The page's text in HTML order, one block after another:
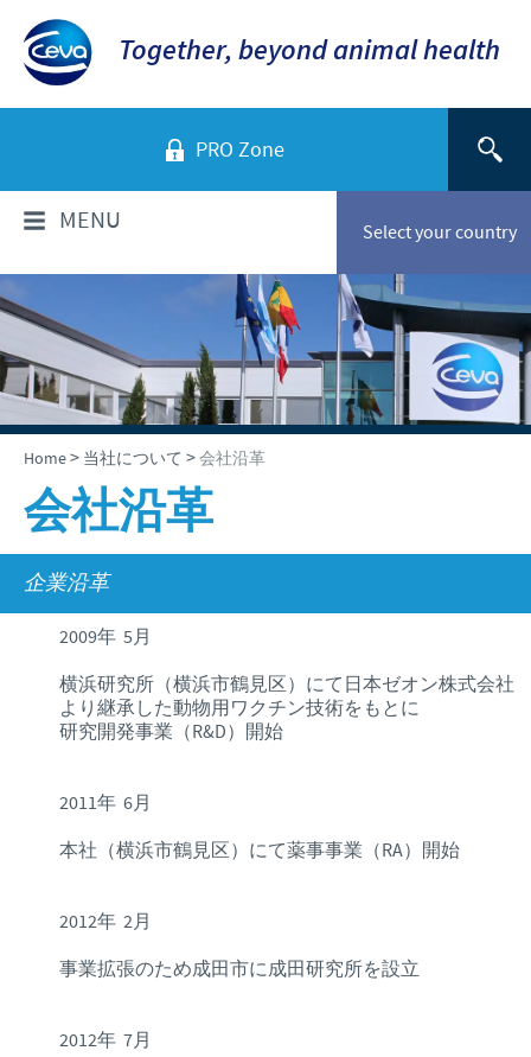
Together, beyond animal health
PRO Zone
Select your country
MENU
当社について
当社のビジョン
世界のCevaグループ
企業概要と所在地
会社沿革
企業理念
製品情報
セバ・グループ製品一覧
ニュース & メディア
2026年
2025年
2024年
2022年
2020年
2019年
採用情報
国内採用のご案内
お問合せ
Home> 当社について >会社沿革
会社沿革
企業沿革
2009年 5月
横浜研究所（横浜市鶴見区）にて日本ゼオン株式会社
より継承した動物用ワクチン技術をもとに
研究開発事業（R&D）開始
2011年 6月
本社（横浜市鶴見区）にて薬事事業（RA）開始
2012年 2月
事業拡張のため成田市に成田研究所を設立
2012年 7月